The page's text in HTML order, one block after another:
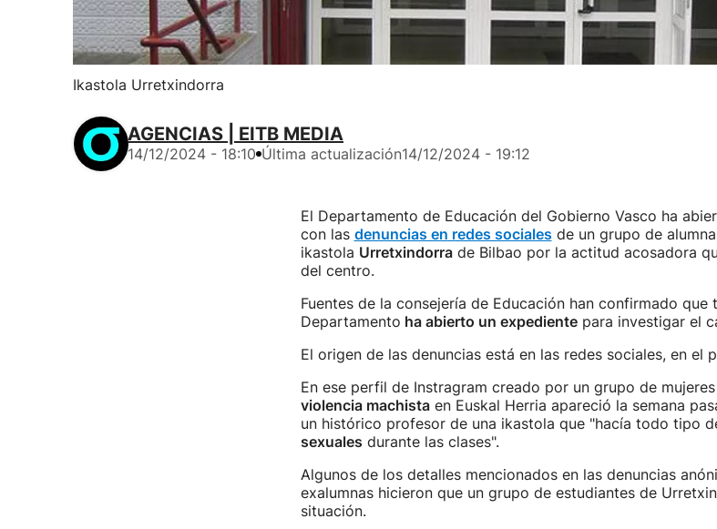
Ikastola Urretxindorra
AGENCIAS | EITB MEDIA
14/12/2024 - 18:10 Última actualización14/12/2024 - 19:12
El Departamento de Educación del Gobierno Vasco ha
con las denuncias en redes socialesde un grupo de
ikastola Urretxindorrade Bilbao por la actitud acosadora
del centro.
Fuentes de la consejería de Educación han confirmado que
Departamento ha abierto un expedientepara investigar el
El origen de las denuncias está en las redes sociales, en el
En ese perfil de Instragram creado por un grupo de
violencia machistaen Euskal Herria apareció la semana
un histórico profesor de una ikastola que "hacía todo tipo
sexuales durante las clases".
Algunos de los detalles mencionados en las denuncias
exalumnas hicieron que un grupo de estudiantes de
situación.